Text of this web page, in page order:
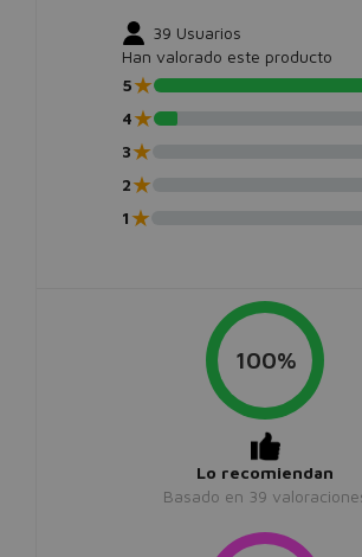
39 Usuarios
Han valorado este producto
5★
4★
3★
2★
1★
100%
Lo recomiendan
Basado en 39